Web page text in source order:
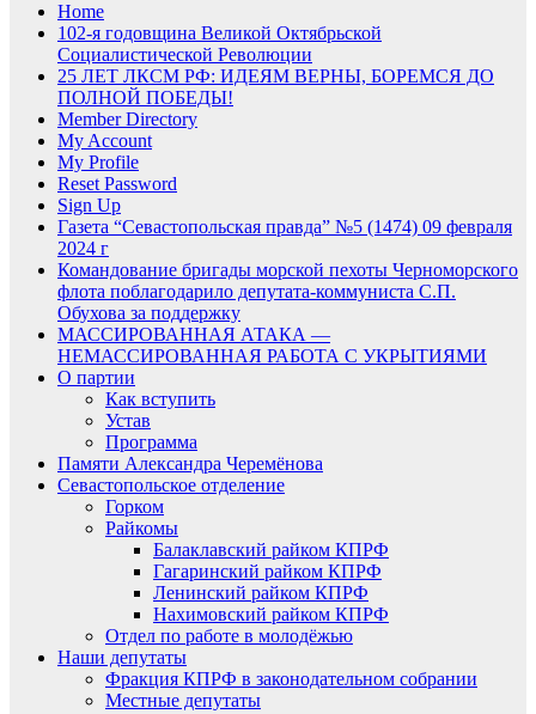
Home
102-я годовщина Великой Октябрьской
Социалистической Революции
25 ЛЕТ ЛКСМ РФ: ИДЕЯМ ВЕРНЫ, БОРЕМСЯ ДО
ПОЛНОЙ ПОБЕДЫ!
Member Directory
My Account
My Profile
Reset Password
Sign Up
Газета “Севастопольская правда” №5 (1474) 09 февраля
2024 г
Командование бригады морской пехоты Черноморского
флота поблагодарило депутата-коммуниста С.П.
Обухова за поддержку
МАССИРОВАННАЯ АТАКА —
НЕМАССИРОВАННАЯ РАБОТА С УКРЫТИЯМИ
О партии
Как вступить
Устав
Программа
Памяти Александра Черемёнова
Севастопольское отделение
Горком
Райкомы
Балаклавский райком КПРФ
Гагаринский райком КПРФ
Ленинский райком КПРФ
Нахимовский райком КПРФ
Отдел по работе в молодёжью
Наши депутаты
Фракция КПРФ в законодательном собрании
Местные депутаты